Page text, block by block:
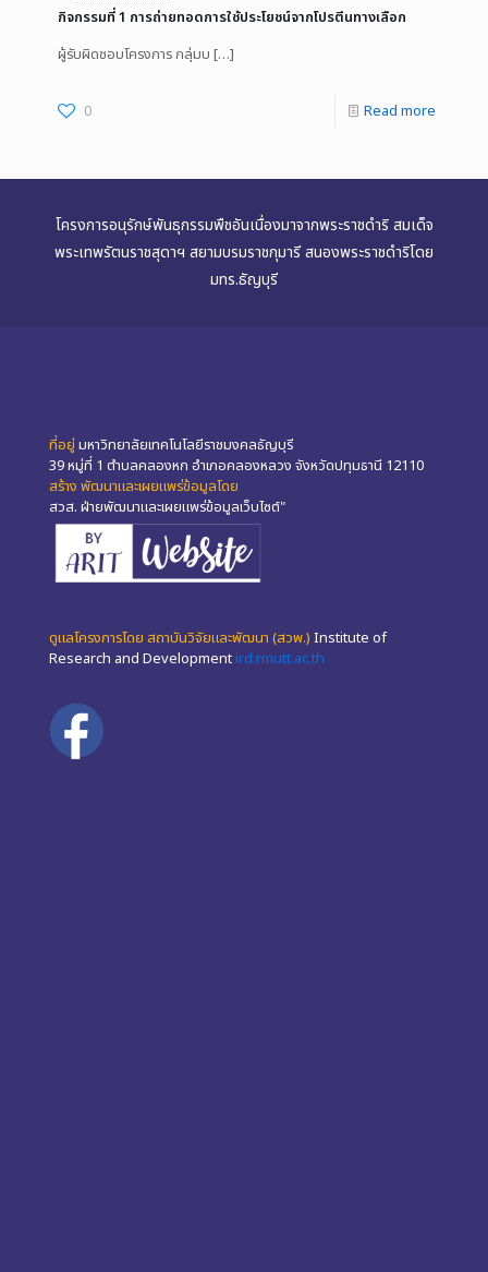
กิจกรรมที่ 1 การถ่ายทอดการใช้ประโยชน์จากโปรตีนทางเลือก
ผู้รับผิดชอบโครงการ กลุ่มบ […]
0 Read more
โครงการอนุรักษ์พันธุกรรมพืชอันเนื่องมาจากพระราชดำริ สมเด็จ
พระเทพรัตนราชสุดาฯ สยามบรมราชกุมารี สนองพระราชดำริโดย
มทร.ธัญบุรี
ที่อยู่ มหาวิทยาลัยเทคโนโลยีราชมงคลธัญบุรี
39 หมู่ที่ 1 ตำบลคลองหก อำเภอคลองหลวง จังหวัดปทุมธานี 12110
สร้าง พัฒนาและเผยแพร่ข้อมูลโดย
สวส. ฝ่ายพัฒนาและเผยแพร่ข้อมูลเว็บไซต์"
ดูแลโครงการโดย สถาบันวิจัยและพัฒนา (สวพ.) Institute of
Research and Development ird.rmutt.ac.th